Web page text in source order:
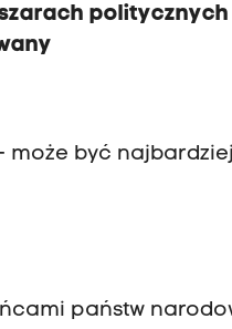
może być najbardziej
państw